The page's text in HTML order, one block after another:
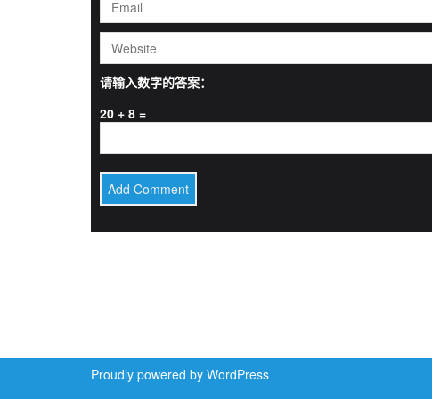
请输入数字的答案：
20 + 8 =
Proudly powered by WordPress